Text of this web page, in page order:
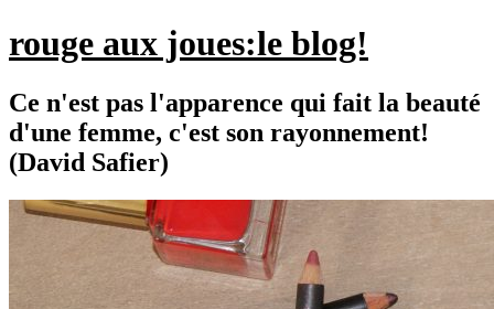
rouge aux joues:le blog!
Ce n'est pas l'apparence qui fait la beauté
d'une femme, c'est son rayonnement!
(David Safier)